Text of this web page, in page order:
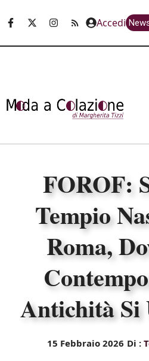
Accedi
FOROF:
Tempio
Roma,
Antichità Si
15 Febbraio 2026 Di :